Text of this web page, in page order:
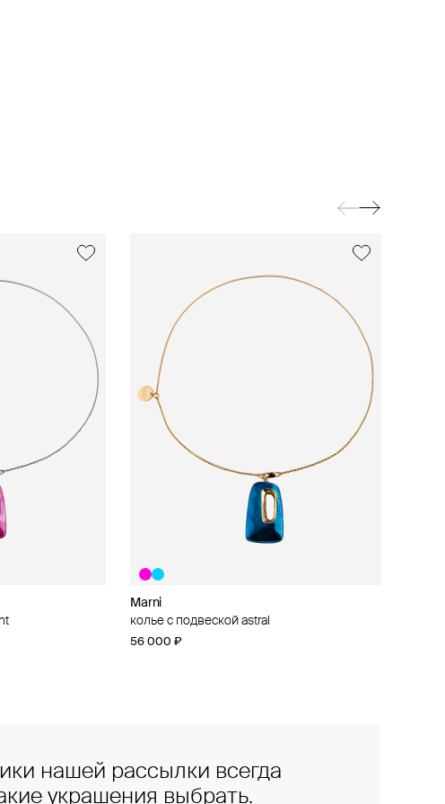
Marni
колье с подвеской astral
56 000 ₽
нашей рассылки всегда
украшения выбрать.